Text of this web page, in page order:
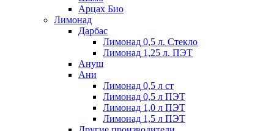
Арцах Био
Лимонад
Дарбас
Лимонад 0,5 л. Стекло
Лимонад 1,25 л. ПЭТ
Ануш
Ани
Лимонад 0,5 л ст
Лимонад 0,5 л ПЭТ
Лимонад 1,0 л ПЭТ
Лимонад 1,5 л ПЭТ